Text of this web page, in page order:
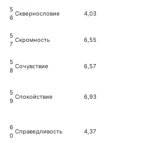
5
6
Сквернословие 4,03
5
7
Скромность 6,55
5
8
Сочувствие 6,57
5
9
Спокойствие 6,93
6
0
Справедливость 4,37